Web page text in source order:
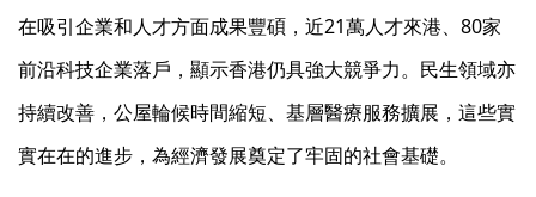
在吸引企業和人才方面成果豐碩，近21萬人才來港、80家
前沿科技企業落戶，顯示香港仍具強大競爭力。民生領域亦
持續改善，公屋輪候時間縮短、基層醫療服務擴展，這些實
實在在的進步，為經濟發展奠定了牢固的社會基礎。